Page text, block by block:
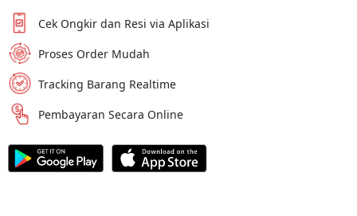
Cek Ongkir dan Resi via Aplikasi
Proses Order Mudah
Tracking Barang Realtime
Pembayaran Secara Online